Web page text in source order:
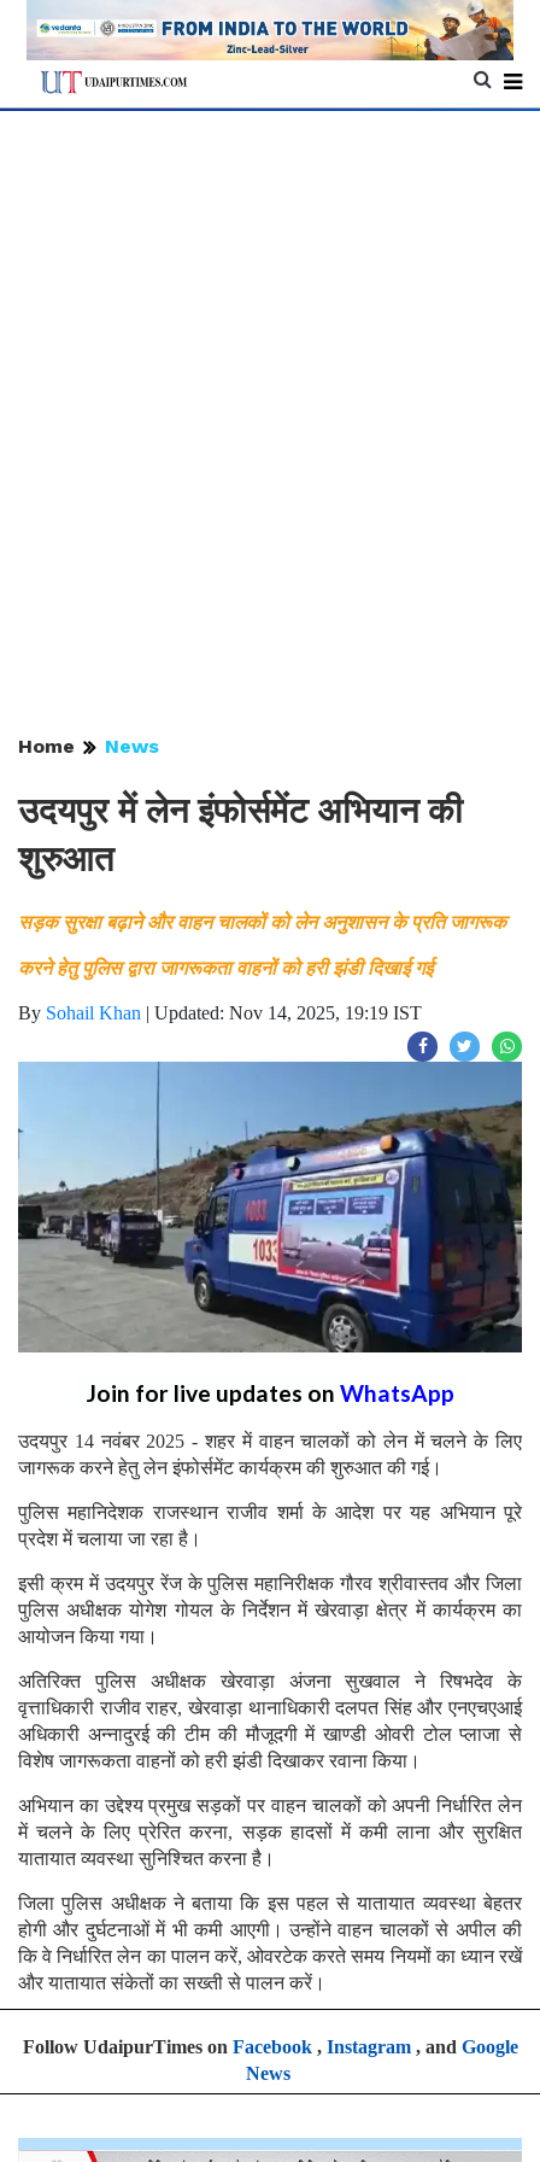
Home News
उदयपुर में लेन इंफोर्समेंट अभियान की
शुरुआत
सड़क सुरक्षा बढ़ाने और वाहन चालकों को लेन अनुशासन के प्रति जागरूक
करने हेतु पुलिस द्वारा जागरूकता वाहनों को हरी झंडी दिखाई गई
By Sohail Khan | Updated: Nov 14, 2025, 19:19 IST
Join for live updates on WhatsApp
उदयपुर 14 नवंबर 2025 - शहर में वाहन चालकों को लेन में चलने के लिए
जागरूक करने हेतु लेन इंफोर्समेंट कार्यक्रम की शुरुआत की गई।
पुलिस महानिदेशक राजस्थान राजीव शर्मा के आदेश पर यह अभियान पूरे
प्रदेश में चलाया जा रहा है।
इसी क्रम में उदयपुर रेंज के पुलिस महानिरीक्षक गौरव श्रीवास्तव और जिला
पुलिस अधीक्षक योगेश गोयल के निर्देशन में खेरवाड़ा क्षेत्र में कार्यक्रम का
आयोजन किया गया।
अतिरिक्त पुलिस अधीक्षक खेरवाड़ा अंजना सुखवाल ने रिषभदेव के
वृत्ताधिकारी राजीव राहर, खेरवाड़ा थानाधिकारी दलपत सिंह और एनएचएआई
अधिकारी अन्नादुरई की टीम की मौजूदगी में खाण्डी ओवरी टोल प्लाजा से
विशेष जागरूकता वाहनों को हरी झंडी दिखाकर रवाना किया।
अभियान का उद्देश्य प्रमुख सड़कों पर वाहन चालकों को अपनी निर्धारित लेन
में चलने के लिए प्रेरित करना, सड़क हादसों में कमी लाना और सुरक्षित
यातायात व्यवस्था सुनिश्चित करना है।
जिला पुलिस अधीक्षक ने बताया कि इस पहल से यातायात व्यवस्था बेहतर
होगी और दुर्घटनाओं में भी कमी आएगी। उन्होंने वाहन चालकों से अपील की
कि वे निर्धारित लेन का पालन करें, ओवरटेक करते समय नियमों का ध्यान रखें
और यातायात संकेतों का सख्ती से पालन करें।
Follow UdaipurTimes on Facebook, Instagram, and Google
News